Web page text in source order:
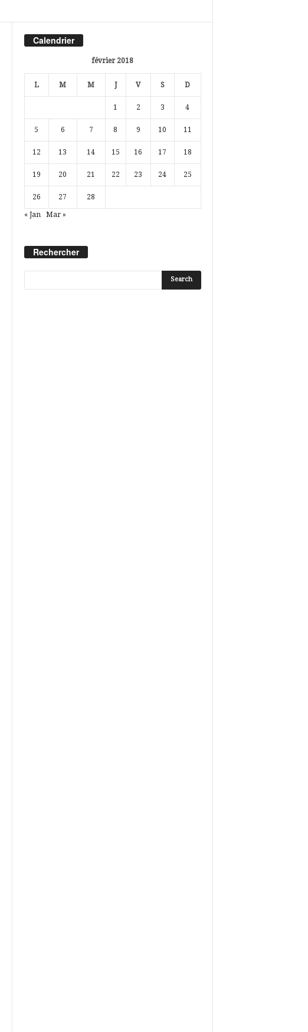
Calendrier
février 2018
L M M J V S D
1 2 3 4
5 6 7 8 9 10 11
12 13 14 15 16 17 18
19 20 21 22 23 24 25
26 27 28
« Jan Mar »
Rechercher